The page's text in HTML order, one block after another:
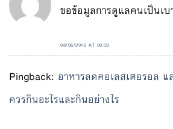
ขอข้อมูลการดูแลคนเป็นเ
08/06/2018 AT 08:23
Pingback: อาหารลดคอเลสเตอรอล
ควรกินอะไรและกินอย่างไร